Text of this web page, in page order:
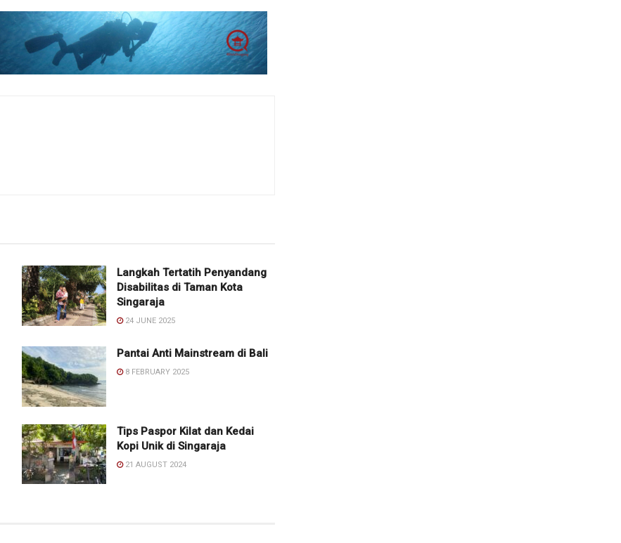
Langkah Tertatih Penyandang
Disabilitas di Taman Kota
Singaraja
24 JUNE 2025
Pantai Anti Mainstream di Bali
8 FEBRUARY 2025
Tips Paspor Kilat dan Kedai
Kopi Unik di Singaraja
21 AUGUST 2024